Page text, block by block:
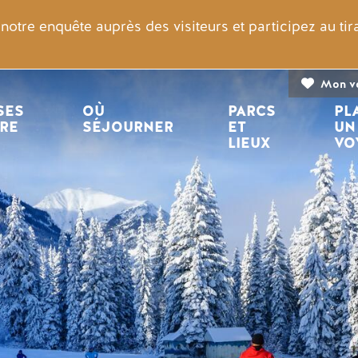
enquête auprès des visiteurs et participez au
Mon
principale
OÙ
SÉJOURNER
PARCS
ET
LIEUX